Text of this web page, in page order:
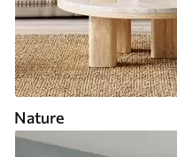
Nature